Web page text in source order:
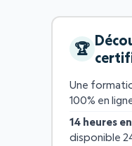
Une
100% en
14 heures
disponible